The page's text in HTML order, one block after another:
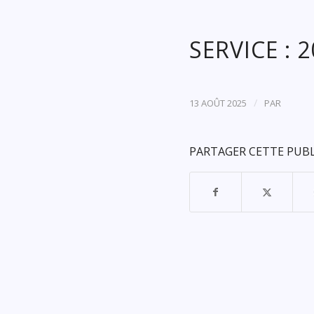
SERVICE :
13 AOÛT 2025 / PAR
PARTAGER CETTE